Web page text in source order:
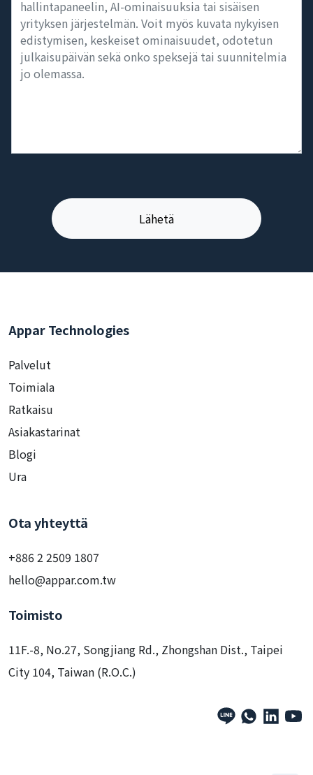
Appar Technologies
Palvelut
Toimiala
Ratkaisu
Asiakastarinat
Blogi
Ura
Ota yhteyttä
+886 2 2509 1807
hello@appar.com.tw
Toimisto
11F.-8, No.27, Songjiang Rd., Zhongshan Dist., Taipei
City 104, Taiwan (R.O.C.)